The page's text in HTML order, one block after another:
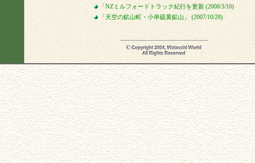
「NZミルフォードトラック紀行を更新 (2008/3/10)
「天空の鉱山町・小串硫黄鉱山」 (2007/10/28)